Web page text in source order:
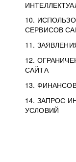
10.
СЕРВИСОВ
11.
12.
САЙТА
13.
14. ЗАПРОС
УСЛОВИЙ